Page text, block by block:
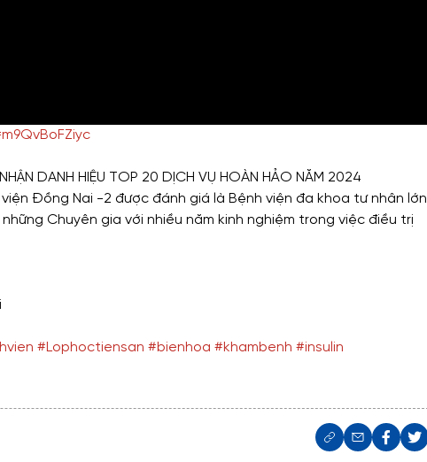
DANH HIỆU TOP 20 DỊCH VỤ HOÀN HẢO NĂM 2024
Đồng Nai -2 được đánh giá là Bệnh viện đa khoa tư nhân lớn
Chuyên gia với nhiều năm kinh nghiệm trong việc điều trị
#Lophoctiensan #bienhoa #khambenh #insulin